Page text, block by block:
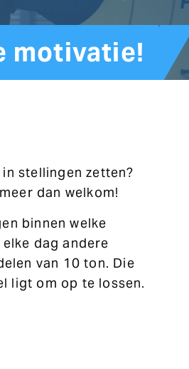
motivatie!
stellingen zetten?
dan welkom!
binnen welke
dag andere
van 10 ton. Die
ligt om op te lossen.